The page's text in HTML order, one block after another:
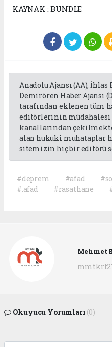
KAYNAK : BUNDLE
Anadolu Ajansı (AA), İhlas
Demirören Haber Ajansı
tarafından eklenen tüm
editörlerinin müdahalesi
kanallarından
alan hukuki muhataplar
sitemizin hiç bir editörü
#deprem #afad
#.afad
#rasathane
Mehmet
Okuyucu Yorumları (0)